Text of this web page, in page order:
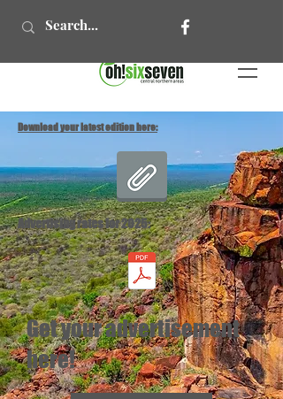
Download your latest edition here:
Advertising rates for 2025:
Get your advertisement
here!